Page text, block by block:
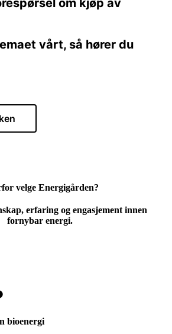
om kjøp av
vårt, så hører du
velge Energigården?
erfaring og engasjement innen
fornybar energi.
bioenergi